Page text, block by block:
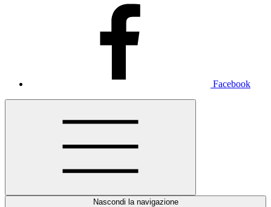
Facebook
Nascondi la navigazione